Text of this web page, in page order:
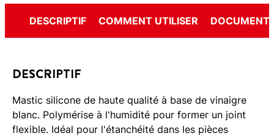
DESCRIPTIF COMMENT UTILISER
DESCRIPTIF
Mastic silicone de haute qualité à base de vinaigre
blanc. Polymérise à l'humidité pour former un joint
flexible. Idéal pour l'étanchéité dans les pièces